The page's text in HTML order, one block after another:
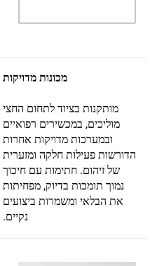
מכונות מדויקות
מותקנות בציוד לתחום החצי
מוליכים, במכשירים רפואיים
ובמערכות מדויקות אחרות
הדורשות פעילות חלקה ומזערית
של זיהום. חתימות עם חיכוך
נמוך תומכות בדיוק, מפחיתות
את הבלאי ומשמרות ביצועים
נקיים.